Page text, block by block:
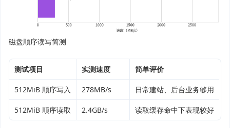
磁盘顺序读写简测
测试项目 实测速度 简单评价
512MiB 顺序写入 278MB/s 日常建站、后台业务够用
512MiB 顺序读取 2.4GB/s 读取缓存命中下表现较好